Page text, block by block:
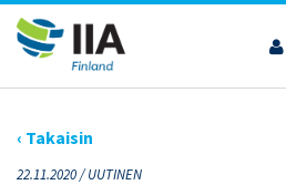
Siirry
sisältöön
›ARTIKKELIT›NEW! THE PANDEMIC
CAN INTERNAL AUDIT PIVOT WITH MOMENTUM?
‹ Takaisin
22.11.2020 /UUTINEN